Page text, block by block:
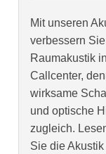
Mit unseren
verbessern
Raumakustik
Callcenter,
wirksame
und optische
zugleich.
Sie die